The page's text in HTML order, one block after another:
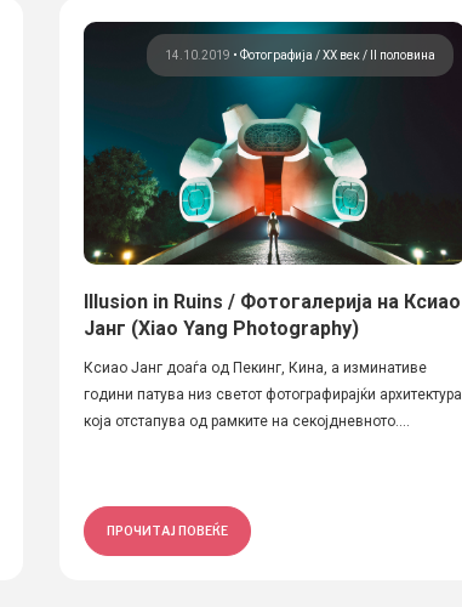
14.10.2019 • Фотографија ХХ век / II половина
Illusion in Ruins / Фотогалерија на Ксиао
Јанг (Xiao Yang Photography)
Ксиао Јанг доаѓа од Пекинг, Кина, а изминативе
години патува низ светот фотографирајќи архитектура
која отстапува од рамките на секојдневното....
ПРОЧИТАЈ ПОВЕЌЕ